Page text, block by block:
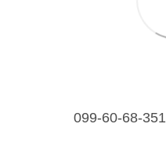
099-60-68-351